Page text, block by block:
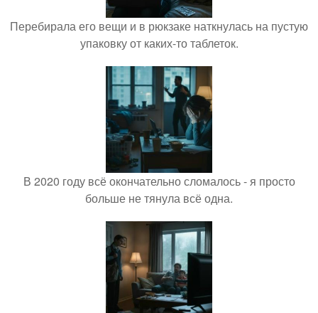
Перебирала его вещи и в рюкзаке наткнулась на пустую
упаковку от каких-то таблеток.
В 2020 году всё окончательно сломалось - я просто
больше не тянула всё одна.